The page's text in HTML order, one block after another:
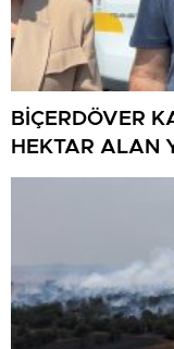
BİÇERDÖVER
HEKTAR ALAN